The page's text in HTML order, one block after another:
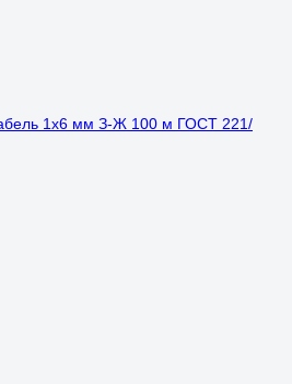
1x6 мм З-Ж 100 м ГОСТ 221/